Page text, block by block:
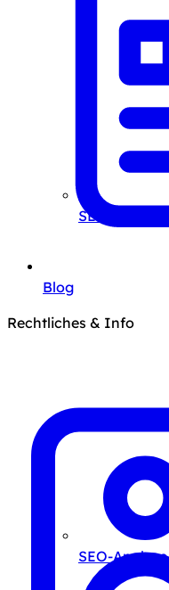
SEO-Beratung
SEO-Analyse
Blog
Rechtliches & Info